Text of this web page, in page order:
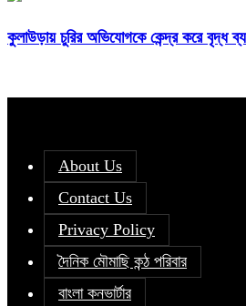
কুলাউড়ায় চুরির অভিযোগকে কেন্দ্র করে বৃদ্ধ
About Us
Contact Us
Privacy Policy
দৈনিক মৌমাছি কন্ঠ পরিবার
বাংলা কনভার্টার